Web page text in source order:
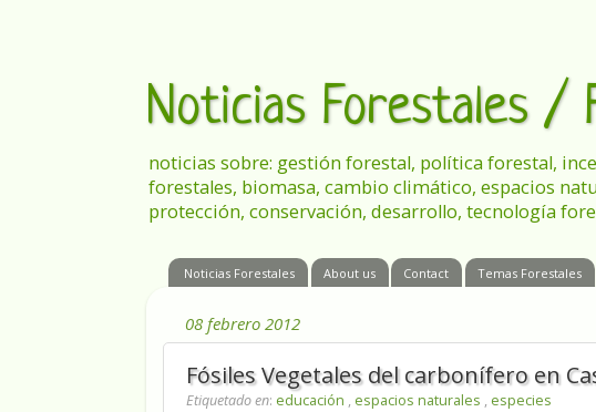
Noticias Forestales /
noticias sobre: gestión forestal, política forestal,
forestales, biomasa, cambio climático, espacios
protección, conservación, desarrollo, tecnología
Noticias Forestales About us Contact Temas Forestales
08 febrero 2012
Fósiles Vegetales del carbonífero en
Etiquetado en: educación , espacios naturales , especies